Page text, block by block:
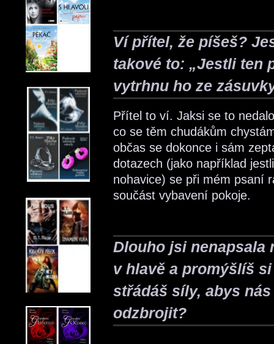
Ví přítel, že píšeš?
takové to: „Jestli ten
vytrhnu ho ze
Přítel to ví. Jaksi se to
co se těm chudákům
občas se dokonce i sám
dotazech (jako například
nohavice) se při mém psaní
součást vybavení pokoje.
Dlouho jsi nenapsala
v hlavě a promýšlíš
střádáš síly, abys
odzbrojit?